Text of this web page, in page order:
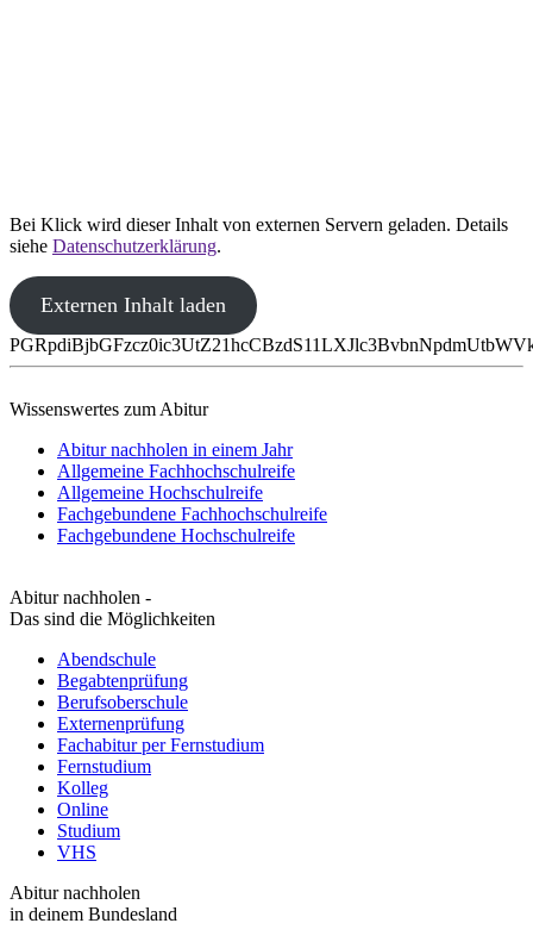
Bei Klick wird dieser Inhalt von externen Servern geladen. Details
siehe Datenschutzerklärung.
Externen Inhalt laden
Wissenswertes zum Abitur
Abitur nachholen in einem Jahr
Allgemeine Fachhochschulreife
Allgemeine Hochschulreife
Fachgebundene Fachhochschulreife
Fachgebundene Hochschulreife
Abitur nachholen -
Das sind die Möglichkeiten
Abendschule
Begabtenprüfung
Berufsoberschule
Externenprüfung
Fachabitur per Fernstudium
Fernstudium
Kolleg
Online
Studium
VHS
Abitur nachholen
in deinem Bundesland